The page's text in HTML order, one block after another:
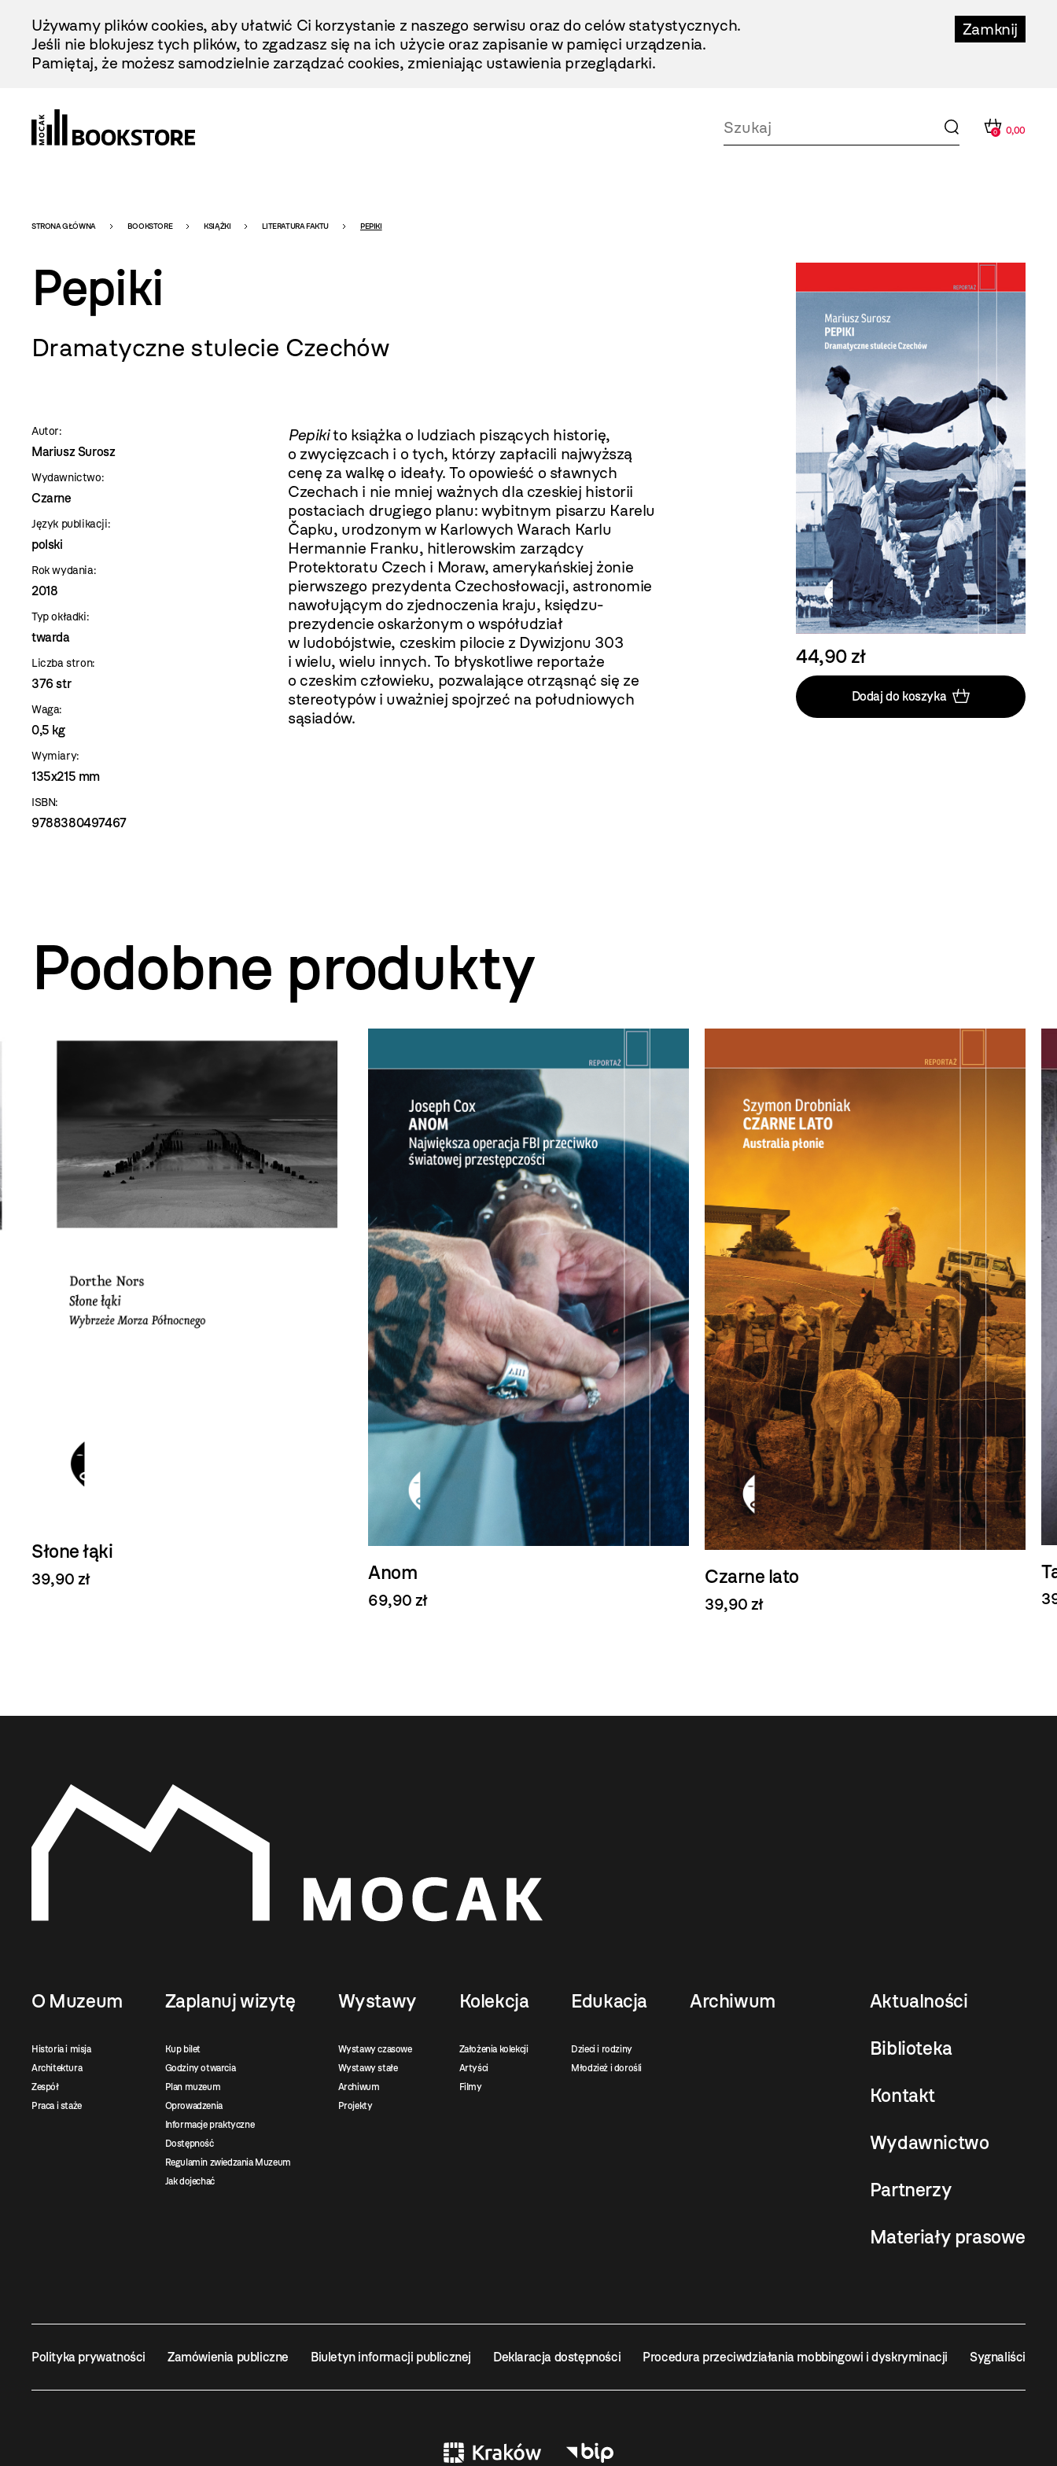
Treści
Zamknij
Używamy plików cookies, aby ułatwić Ci korzystanie z naszego serwisu oraz do celów statystycznych.
Jeśli nie blokujesz tych plików, to zgadzasz się na ich użycie oraz zapisanie w pamięci urządzenia.
Pamiętaj, że możesz samodzielnie zarządzać cookies, zmieniając ustawienia przeglądarki.
0 0,00
Bookstore
-
szablon
szczegóły
STRONA GŁÓWNA BOOKSTORE KSIĄŻKI LITERATURA FAKTU PEPIKI
Pepiki
Dramatyczne stulecie Czechów
Autor:
Mariusz Surosz
Wydawnictwo:
Czarne
Język publikacji:
polski
Rok wydania:
2018
Typ okładki:
twarda
Liczba stron:
376 str
Waga:
0,5 kg
Wymiary:
135x215 mm
ISBN:
9788380497467
Pepikito książka o ludziach piszących historię,
o zwycięzcach i o tych, którzy zapłacili najwyższą
cenę za walkę o ideały. To opowieść o sławnych
Czechach i nie mniej ważnych dla czeskiej historii
postaciach drugiego planu: wybitnym pisarzu Karelu
Čapku, urodzonym w Karlowych Warach Karlu
Hermannie Franku, hitlerowskim zarządcy
Protektoratu Czech i Moraw, amerykańskiej żonie
pierwszego prezydenta Czechosłowacji, astronomie
nawołującym do zjednoczenia kraju, księdzu-
prezydencie oskarżonym o współudział
w ludobójstwie, czeskim pilocie z Dywizjonu 303
i wielu, wielu innych. To błyskotliwe reportaże
o czeskim człowieku, pozwalające otrząsnąć się ze
stereotypów i uważniej spojrzeć na południowych
sąsiadów.
44,90 zł
Dodaj do koszyka
Podobne produkty
Słone łąki
39,90 zł Anom
69,90 zł
Czarne lato
39,90 zł
O Muzeum
Historia i misja
Architektura
Zespół
Praca i staże
Zaplanuj wizytę
Kup bilet
Godziny otwarcia
Plan muzeum
Oprowadzenia
Informacje praktyczne
Dostępność
Regulamin zwiedzania Muzeum
Jak dojechać
Wystawy
Wystawy czasowe
Wystawy stałe
Archiwum
Projekty
Kolekcja
Założenia kolekcji
Artyści
Filmy
Edukacja
Dzieci i rodziny
Młodzież i dorośli
Archiwum Aktualności
Biblioteka
Kontakt
Wydawnictwo
Partnerzy
Materiały prasowe
Polityka prywatności Zamówienia publiczne Biuletyn informacji publicznej Deklaracja dostępności Procedura przeciwdziałania mobbingowi i dyskryminacji Sygnaliści